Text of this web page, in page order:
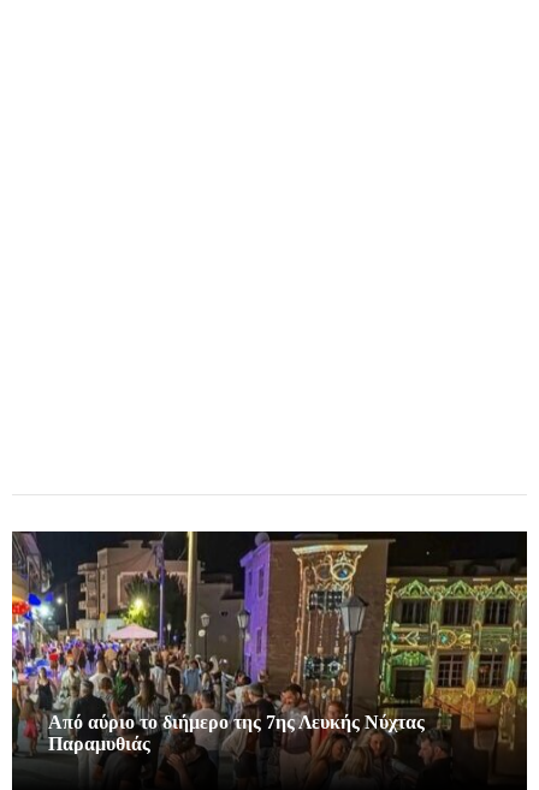
Από αύριο το διήμερο της 7ης Λευκής Νύχτας
Παραμυθιάς